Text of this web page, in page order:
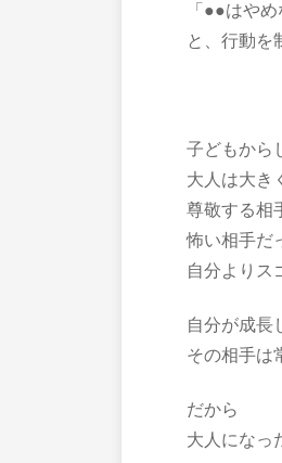
「●●はやめ
と、行動を
子どもから
大人は大き
尊敬する相
怖い相手だ
自分よりス
自分が成長
その相手は
だから
大人になっ